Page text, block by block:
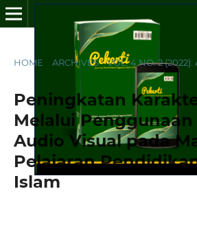
HOME ARCHIVES / VOL. 4 NO. 2 (2022):
Peningkatan
Melalui Penggunaan
Audio Visual pada
Pelajaran
Islam